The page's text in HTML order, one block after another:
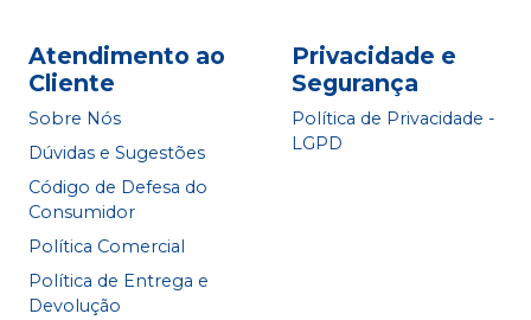
Atendimento ao
Cliente
Sobre Nós
Dúvidas e Sugestões
Código de Defesa do
Consumidor
Política Comercial
Política de Entrega e
Devolução
Privacidade e
Segurança
Política de Privacidade -
LGPD